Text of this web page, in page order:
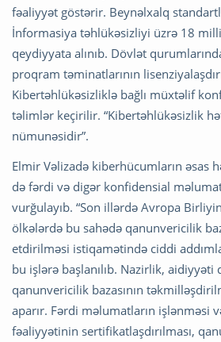
fəaliyyət göstərir. Beynəlxalq
İnformasiya təhlükəsizliyi üzrə 18
qeydiyyata alınıb. Dövlət
proqram təminatlarının
Kibertəhlükəsizliklə bağlı müxtəlif
təlimlər keçirilir. “Kibertəhlükəsizlik
nümunəsidir”.
Elmir Vəlizadə kiberhücumların əsas
də fərdi və digər konfidensial
vurğulayıb. “Son illərdə Avropa
ölkələrdə bu sahədə qanunvericilik
etdirilməsi istiqamətində ciddi
bu işlərə başlanılıb. Nazirlik,
qanunvericilik bazasının
aparır. Fərdi məlumatların işlənməsi
fəaliyyətinin sertifikatlaşdırılması,